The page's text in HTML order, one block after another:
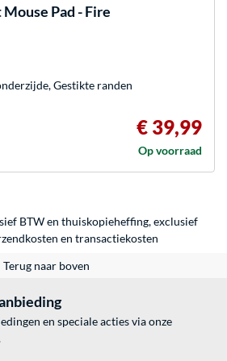
Pad - Fire
Gestikte randen
€ 39,99
Op voorraad
BTW en thuiskopieheffing, exclusief
en transactiekosten
Terug naar boven
en speciale acties via onze